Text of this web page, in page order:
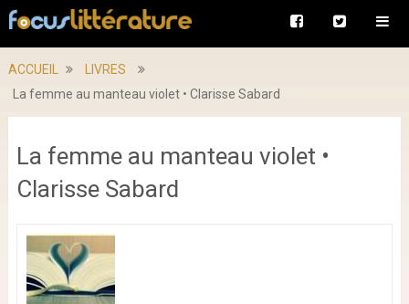
ACCUEIL
LIVRES
La femme au manteau violet • Clarisse Sabard
La femme au manteau violet •
Clarisse Sabard